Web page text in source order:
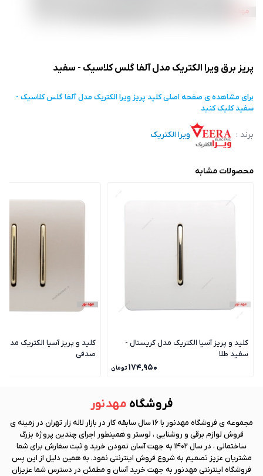
پریز برق ویرا الکتریک مدل آلفا گلس کلاسیک - سفید
برای مشاهده ی صفحه اصلیکلید پریز ویرا الکتریک مدل آلفا گلس کلاسیک -
سفیدکلیک کنید
برند : ویرا الکتریک
محصولات مشابه
کلید و پریز آسیا الکتریک مدل کریستال -
سفید طلا
۱۷۴٬۹۵۰ تومان
کلید و پریز آسیا الکتریک مدل
صدفی
فروشگاه مهد نور
مجموعه ی فروشگاه مهد نور
با 16 سال سابقه کار در بازار لاله زار تهران در زمینه ی
فروش لوازم برقی و روشنایی ، لوستر و همینطور اجرای چندین پروژه بزرگ
ساختمانی ، در سال 1402 به جهت آسان نمودن خرید و ثبت سفارش برای شما
مشتریان عزیز تصمیم به شروع فروش اینترنتی نمود. به همین دلیل از این پس
فروشگاه اینترنتی مهد نور به جهت خرید آسان و مطمئن در دسترس شما عزیزان